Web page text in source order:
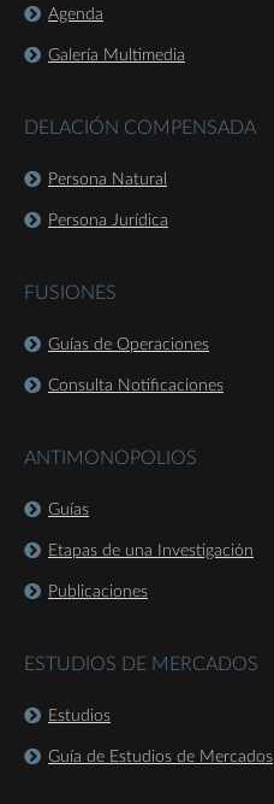
Agenda
Galería Multimedia
DELACIÓN COMPENSADA
Persona Natural
Persona Jurídica
FUSIONES
Guías de Operaciones
Consulta Notificaciones
ANTIMONOPOLIOS
Guías
Etapas de una Investigación
Publicaciones
ESTUDIOS DE MERCADOS
Estudios
Guía de Estudios de Mercados